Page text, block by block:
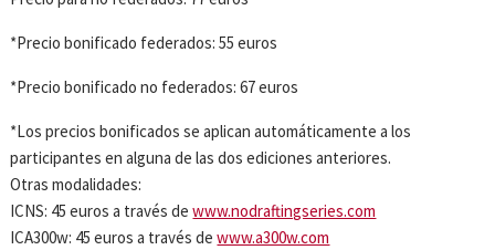
*Precio bonificado federados: 55 euros
*Precio bonificado no federados: 67 euros
*Los precios bonificados se aplican automáticamente a los
participantes en alguna de las dos ediciones anteriores.
Otras modalidades:
ICNS: 45 euros a través dewww.nodraftingseries.com
ICA300w: 45 euros a través dewww.a300w.com